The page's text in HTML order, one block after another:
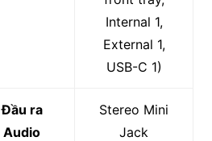
Internal 1,
External 1,
USB-C 1)
Đầu ra
Audio
Stereo Mini
Jack